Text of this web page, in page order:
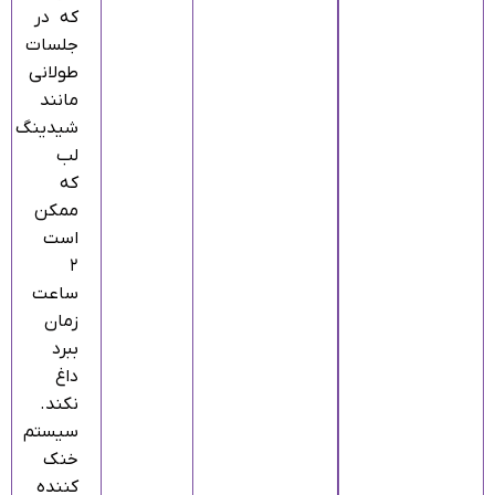
که در
جلسات
طولانی
مانند
شیدینگ
لب
که
ممکن
است
۲
ساعت
زمان
ببرد
داغ
نکند.
سیستم
خنک‌
کننده